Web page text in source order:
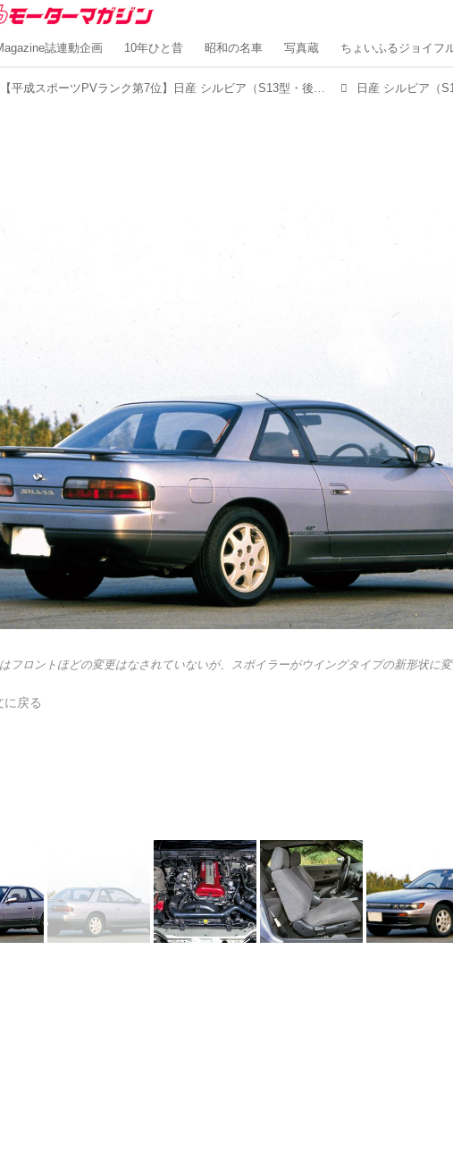
誌連動企画 10年ひと昔 昭和の名車 写真蔵 ちょいふるジョイフ
【平成スポーツPVランク第7位】日産 シルビア（S13型・後期型：1991年1月発売） 日産 シルビア（
フロントほどの変更はなされていないが、スポイラーがウイングタイプの新形状に変
に戻る